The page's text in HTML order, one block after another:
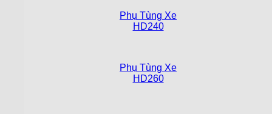
Phụ Tùng Xe
HD240
Phụ Tùng Xe
HD260